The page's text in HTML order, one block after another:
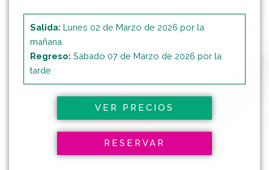
Salida: Lunes 02 de Marzo de 2026 por la
mañana.
Regreso: Sábado 07 de Marzo de 2026 por la
tarde
VER PRECIOS
RESERVAR